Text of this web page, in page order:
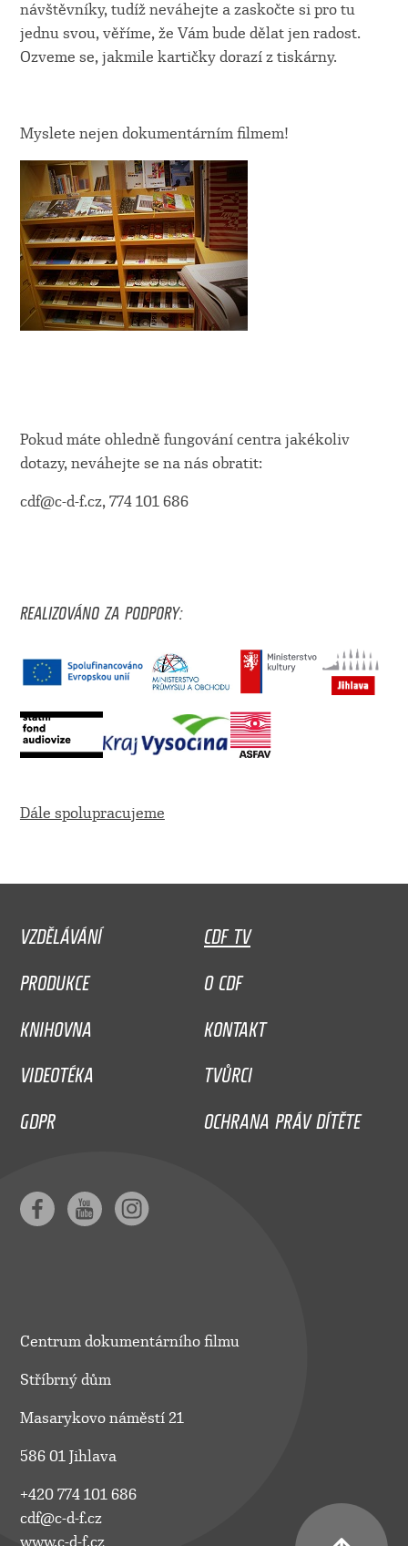
návštěvníky, tudíž neváhejte a zaskočte si pro tu
jednu svou, věříme, že Vám bude dělat jen radost.
Ozveme se, jakmile kartičky dorazí z tiskárny.
Myslete nejen dokumentárním filmem!
Pokud máte ohledně fungování centra jakékoliv
dotazy, neváhejte se na nás obratit:
cdf@c-d-f.cz, 774 101 686
REALIZOVÁNO ZA PODPORY:
Dále spolupracujeme
VZDĚLÁVÁNÍ
CDF TV
PRODUKCE
O CDF
KNIHOVNA
KONTAKT
VIDEOTÉKA
TVŮRCI
GDPR
OCHRANA PRÁV DÍTĚTE
Centrum dokumentárního filmu
Stříbrný dům
Masarykovo náměstí 21
586 01 Jihlava
+420 774 101 686
cdf@c-d-f.cz
www.c-d-f.cz